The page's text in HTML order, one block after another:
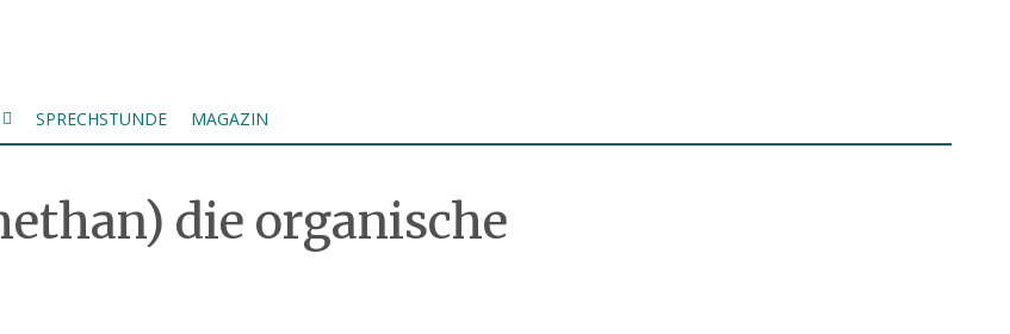
SPRECHSTUNDE MAGAZIN
die organische